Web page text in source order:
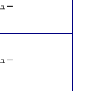
ー
ー